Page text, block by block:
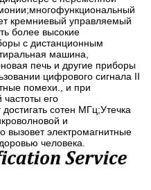
кремниевый управляемый
более высокие
с дистанционным
машина,
печь и другие приборы
цифрового сигнала II
помехи., и при
его
сотен МГц;Утечка
и
вызовет электромагнитные
человека.